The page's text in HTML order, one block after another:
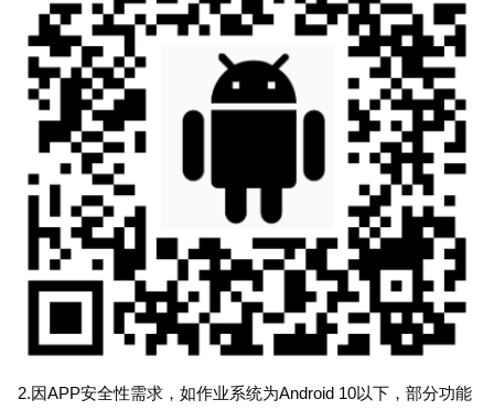
2.因APP安全性需求，如作业系统为Android 10以下，部分功能